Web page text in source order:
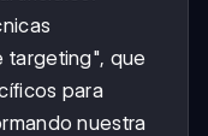
targeting", que
para
nuestra